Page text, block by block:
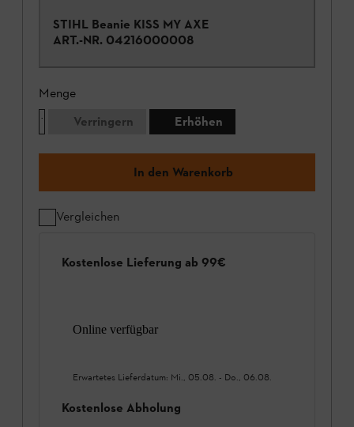
STIHL Beanie KISS MY AXE
ART.-NR. 04216000008
Menge
Verringern
Erhöhen
In den Warenkorb
Vergleichen
Kostenlose Lieferung ab 99€
Online verfügbar
Erwartetes Lieferdatum: Mi., 05.08. - Do., 06.08.
Kostenlose Abholung